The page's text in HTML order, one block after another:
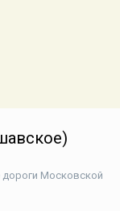
дороги Московской